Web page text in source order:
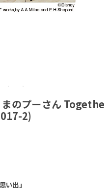
のプーさん Togethe
2)
い出」